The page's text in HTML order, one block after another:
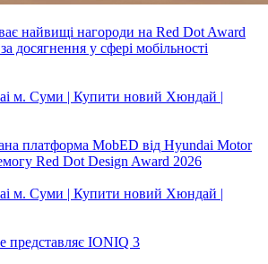
найвищі нагороди на Red Dot Award
досягнення у сфері мобільності
платформа MobED від Hyundai Motor
Red Dot Design Award 2026
представляє IONIQ 3